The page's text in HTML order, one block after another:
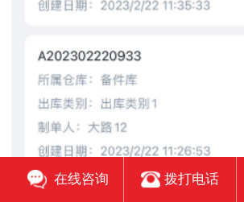
在线咨询 拨打电话